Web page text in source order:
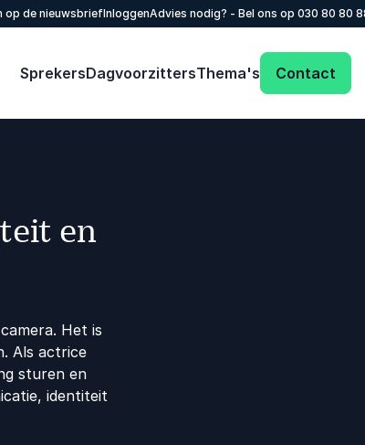
op de nieuwsbriefInloggenAdvies nodig? - Bel ons op 030 80 80
SprekersDagvoorzittersThema's Contact
en
Het is
Als actrice
sturen en
identiteit